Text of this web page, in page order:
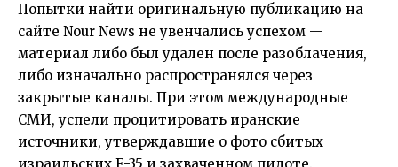
Попытки найти оригинальную публикацию на
сайте Nour News не увенчались успехом —
материал либо был удален после разоблачения,
либо изначально распространялся через
закрытые каналы. При этом международные
СМИ, успели процитировать иранские
источники, утверждавшие о фото сбитых